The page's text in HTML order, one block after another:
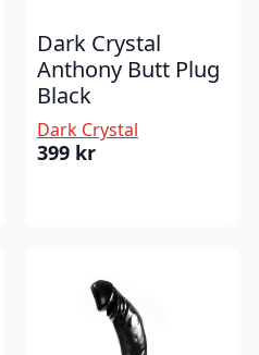
Dark Crystal
Anthony Butt Plug
Black
Dark Crystal
399 kr